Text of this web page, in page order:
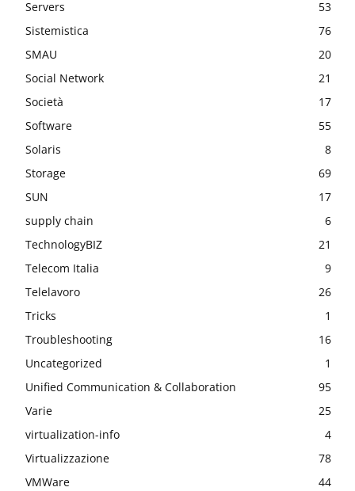
Servers
53
Sistemistica
76
SMAU
20
Social Network
21
Società
17
Software
55
Solaris
8
Storage
69
SUN
17
supply chain
6
TechnologyBIZ
21
Telecom Italia
9
Telelavoro
26
Tricks
1
Troubleshooting
16
Uncategorized
1
Unified Communication & Collaboration
95
Varie
25
virtualization-info
4
Virtualizzazione
78
VMWare
44